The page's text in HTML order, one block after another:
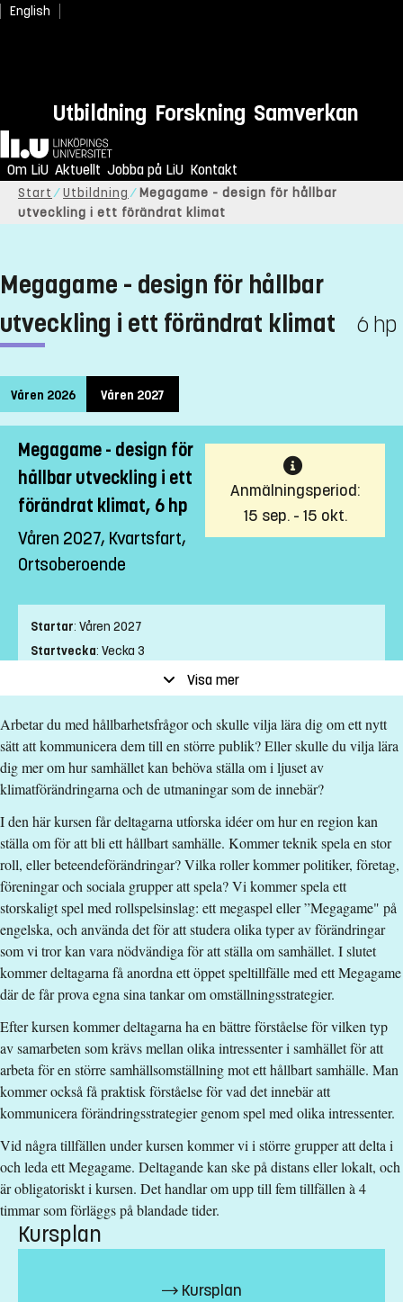
English
Utbildning Forskning Samverkan
Hem
Om LiU Aktuellt Jobba på LiU Kontakt
Start Utbildning
Megagame - design för hållbar
utveckling i ett förändrat klimat
Megagame - design för hållbar
utveckling i ett förändrat klimat
6 hp
Våren 2026 Våren 2027
Megagame - design för
hållbar utveckling i ett
förändrat klimat, 6 hp
Våren 2027, Kvartsfart,
Ortsoberoende
Anmälningsperiod:
15 sep. - 15 okt.
Startar: Våren 2027
Startvecka: Vecka 3
Ort:Ortsoberoende
Studietakt :Kvartsfart
Nivå:Grundnivå
Studieform:Distans
Undervisningstid:Blandad undervisningstid
Antal obligatoriska tillfällen:0
Undervisningsspråk:Engelska
Anmälningskod:LIU-1T022
Antal platser:20
Särskilda förkunskapskrav
90 hp godkända kurser inom ett eller flera av
huvudområdena
Ekonomi
eller
Samhällsvetenskap
eller
Naturvetenskap
eller
Teknik
Design
Annat relevant huvudområde
Visa mer
Arbetar du med hållbarhetsfrågor och skulle vilja lära dig om ett nytt
sätt att kommunicera dem till en större publik? Eller skulle du vilja lära
dig mer om hur samhället kan behöva ställa om i ljuset av
klimatförändringarna och de utmaningar som de innebär?
I den här kursen får deltagarna utforska idéer om hur en region kan
ställa om för att bli ett hållbart samhälle. Kommer teknik spela en stor
roll, eller beteendeförändringar? Vilka roller kommer politiker, företag,
föreningar och sociala grupper att spela? Vi kommer spela ett
storskaligt spel med rollspelsinslag: ett megaspel eller ”Megagame" på
engelska, och använda det för att studera olika typer av förändringar
som vi tror kan vara nödvändiga för att ställa om samhället. I slutet
kommer deltagarna få anordna ett öppet speltillfälle med ett Megagame
där de får prova egna sina tankar om omställningsstrategier.
Efter kursen kommer deltagarna ha en bättre förståelse för vilken typ
av samarbeten som krävs mellan olika intressenter i samhället för att
arbeta för en större samhällsomställning mot ett hållbart samhälle. Man
kommer också få praktisk förståelse för vad det innebär att
kommunicera förändringsstrategier genom spel med olika intressenter.
Vid några tillfällen under kursen kommer vi i större grupper att delta i
och leda ett Megagame. Deltagande kan ske på distans eller lokalt, och
är obligatoriskt i kursen. Det handlar om upp till fem tillfällen à 4
timmar som förläggs på blandade tider.
Kursplan
Kursplan